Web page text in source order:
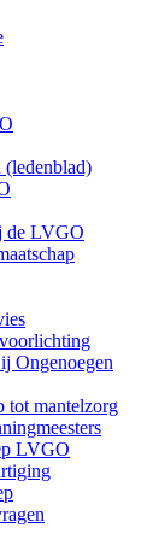
(ledenblad)
de LVGO
Ongenoegen
tot mantelzorg
LVGO